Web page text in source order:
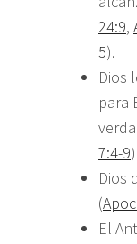
24:9,
5).
Dios
para
7:4-9
Dios
(
El